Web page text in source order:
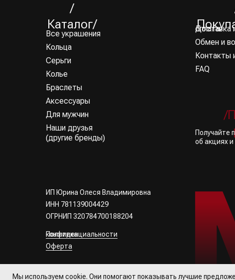
/
Получайте
об акциях
защищены
/
Каталог/
Все украшения
Доставка и оплата
Наши друзья
(другие бренды)
Кольца
Обмен и
Серьги
Контакты
Колье
FAQ
Браслеты
Аксессуары
Для мужчин
Политика конфиденциальности
Оферта
ИП Юрина Олеся Владимировна
ИНН 781139004429
ОГРНИП 320784700188204
Мы используем cookie. Они помогают показывать лучшие